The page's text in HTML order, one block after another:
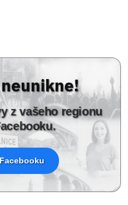
z vašeho regionu